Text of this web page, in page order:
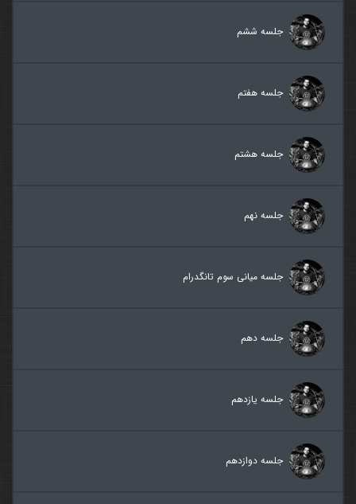
جلسه ششم
جلسه هفتم
جلسه هشتم
جلسه نهم
جلسه میانی سوم تانگدرام
جلسه دهم
جلسه یازدهم
جلسه دوازدهم